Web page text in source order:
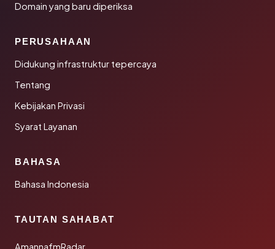
Domain yang baru diperiksa
PERUSAHAAN
Didukung infrastruktur tepercaya
Tentang
Kebijakan Privasi
Syarat Layanan
BAHASA
Bahasa Indonesia
TAUTAN SAHABAT
AmannafmRadar